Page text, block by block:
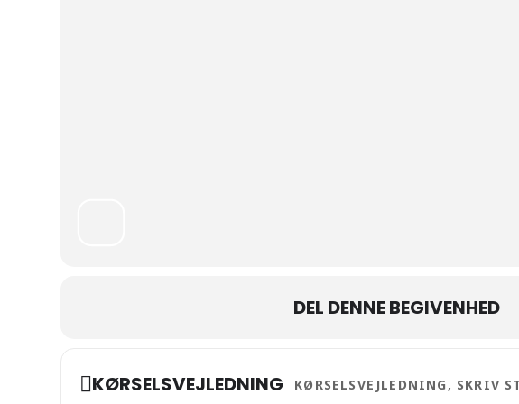
DEL DENNE BEGIVENHED
KØRSELSVEJLEDNING Address - Alle Helgengudstjeneste i V.